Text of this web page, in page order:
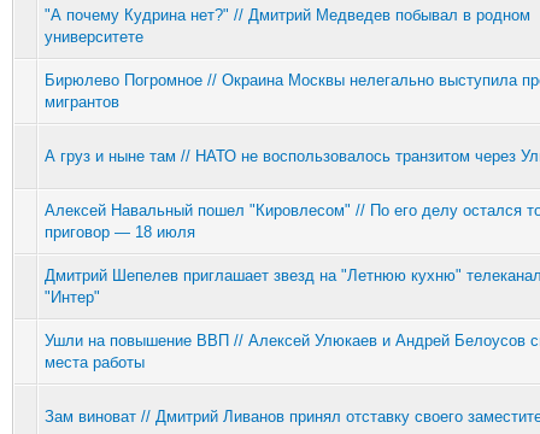
"А почему Кудрина нет?" // Дмитрий Медведев побывал в родном
университете
Бирюлево Погромное // Окраина Москвы нелегально выступила
мигрантов
А груз и ныне там // НАТО не воспользовалось транзитом через
Алексей Навальный пошел "Кировлесом" // По его делу остался
приговор — 18 июля
Дмитрий Шепелев приглашает звезд на "Летнюю кухню"
"Интер"
Ушли на повышение ВВП // Алексей Улюкаев и Андрей Белоусов
места работы
Зам виноват // Дмитрий Ливанов принял отставку своего